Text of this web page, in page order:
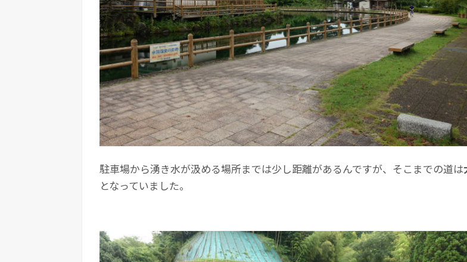
駐車場から湧き水が汲める場所までは少し距離があるんですが、そこまでの道は
となっていました。